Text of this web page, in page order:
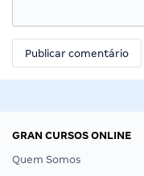
GRAN CURSOS ONLINE
Quem Somos